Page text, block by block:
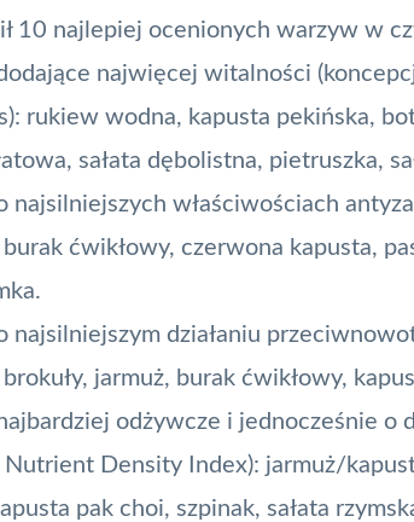
10 najlepiej ocenionych warzyw w
najwięcej witalności
rukiew wodna, kapusta pekińska,
sałata dębolistna, pietruszka,
najsilniejszych właściwościach
ćwikłowy, czerwona kapusta,
najsilniejszym działaniu
jarmuż, burak ćwikłowy,
odżywcze i jednocześnie o
Nutrient Density Index): jarmuż/
pak choi, szpinak, sałata